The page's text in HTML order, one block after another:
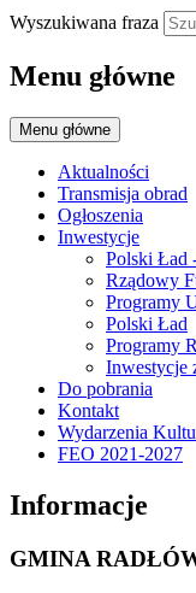
Wyszukiwana fraza
Menu główne
Menu główne
Aktualności
Transmisja obrad
Ogłoszenia
Inwestycje
Polski Ład
Rządowy
Programy
Polski Ład
Programy
Inwestycje
Do pobrania
Kontakt
Wydarzenia
FEO 2021-2027
Informacje
GMINA